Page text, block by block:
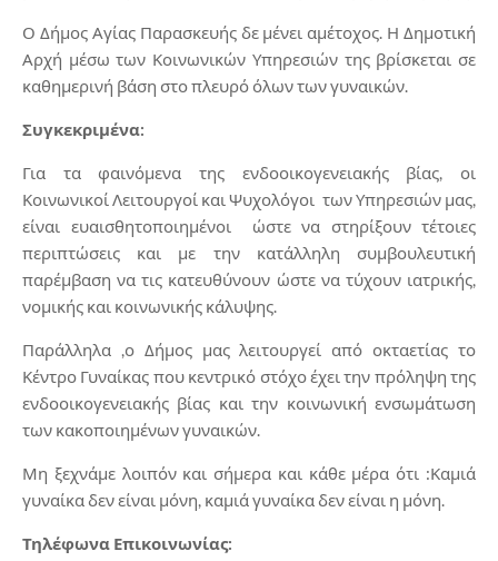
Ο Δήμος Αγίας Παρασκευής δε μένει αμέτοχος. Η Δημοτική
Αρχή μέσω των Κοινωνικών Υπηρεσιών της βρίσκεται σε
καθημερινή βάση στο πλευρό όλων των γυναικών.
Συγκεκριμένα:
Για τα φαινόμενα της ενδοοικογενειακής βίας, οι
Κοινωνικοί Λειτουργοί και Ψυχολόγοι των Υπηρεσιών μας,
είναι ευαισθητοποιημένοι ώστε να στηρίξουν τέτοιες
περιπτώσεις και με την κατάλληλη συμβουλευτική
παρέμβαση να τις κατευθύνουν ώστε να τύχουν ιατρικής,
νομικής και κοινωνικής κάλυψης.
Παράλληλα ,ο Δήμος μας λειτουργεί από οκταετίας το
Κέντρο Γυναίκας που κεντρικό στόχο έχει την πρόληψη της
ενδοοικογενειακής βίας και την κοινωνική ενσωμάτωση
των κακοποιημένων γυναικών.
Μη ξεχνάμε λοιπόν και σήμερα και κάθε μέρα ότι :Καμιά
γυναίκα δεν είναι μόνη, καμιά γυναίκα δεν είναι η μόνη.
Τηλέφωνα Επικοινωνίας: